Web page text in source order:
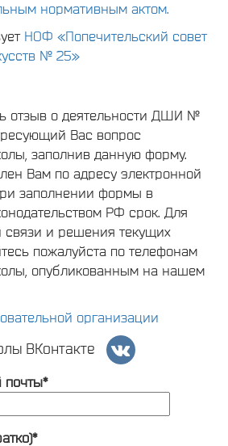
нормативным актом.
НОФ «Попечительский совет
№ 25»
отзыв о деятельности ДШИ №
Вас вопрос
заполнив данную форму.
Вам по адресу электронной
заполнении формы в
РФ срок. Для
связи и решения текущих
пожалуйста по телефонам
опубликованным на нашем
организации
ВКонтакте
почты*